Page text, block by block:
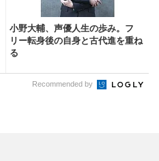
小野大輔、声優人生の歩み。フ
リー転身後の自身と古代進を重ね
る
Recommended by